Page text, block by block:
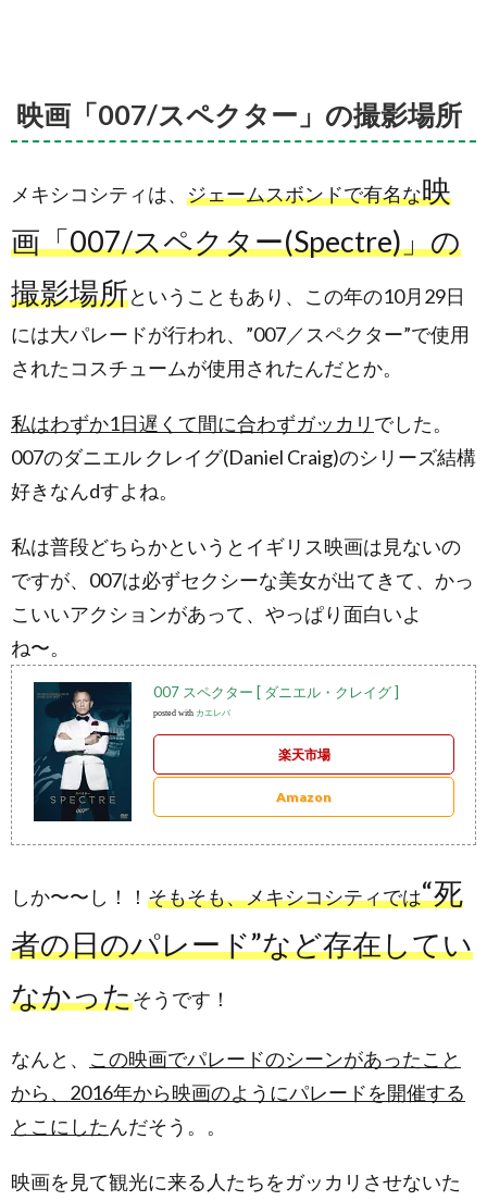
映画「007/スペクター」の撮影場所
メキシコシティは、 ジェームスボンドで有名な映
画「007/スペクター(Spectre)」の
撮影場所ということもあり、この年の10月29日
には大パレードが行われ、”007／スペクター”で使用
されたコスチュームが使用されたんだとか。
私はわずか1日遅くて間に合わずガッカリ でした。
007のダニエル クレイグ(Daniel Craig)のシリーズ結構
好きなんdすよね。
私は普段どちらかというとイギリス映画は見ないの
ですが、007は必ずセクシーな美女が出てきて、かっ
こいいアクションがあって、やっぱり面白いよ
ね〜。
007 スペクター [ ダニエル・クレイグ ]
posted with カエレバ
楽天市場
Amazon
しか〜〜し！！ そもそも、メキシコシティでは“死
者の日のパレード”など存在してい
なかったそうです！
なんと、 この映画でパレードのシーンがあったこと
から、2016年から映画のようにパレードを開催する
とこにしたんだそう。。
映画を見て観光に来る人たちをガッカリさせないた